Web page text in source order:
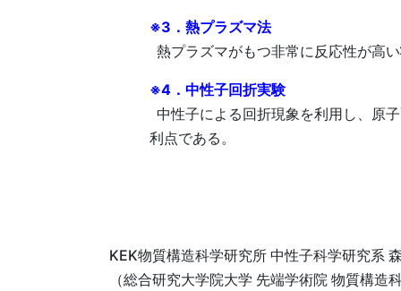
※3．熱プラズマ法
熱プラズマがもつ非常に反応性が高
※4．中性子回折実験
中性子による回折現象を利用し、原
利点である。
KEK物質構造科学研究所 中性子科学研究系
（総合研究大学院大学 先端学術院 物質構